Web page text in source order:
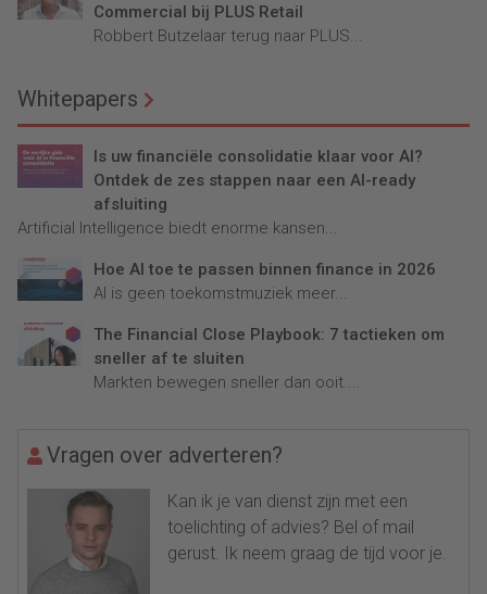
Commercial bij PLUS Retail
Robbert Butzelaar terug naar PLUS...
Whitepapers
Is uw financiële consolidatie klaar voor AI?
Ontdek de zes stappen naar een AI-ready
afsluiting
Artificial Intelligence biedt enorme kansen...
Hoe AI toe te passen binnen finance in 2026
AI is geen toekomstmuziek meer...
The Financial Close Playbook: 7 tactieken om
sneller af te sluiten
Markten bewegen sneller dan ooit....
Vragen over adverteren?
Kan ik je van dienst zijn met een
toelichting of advies? Bel of mail
gerust. Ik neem graag de tijd voor je.